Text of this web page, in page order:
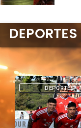
DEPORTES
DEPORTES